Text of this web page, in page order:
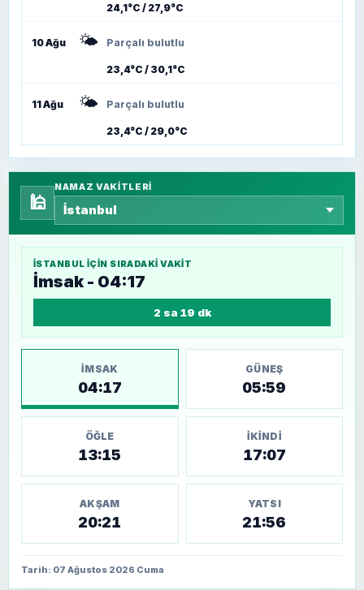
24,1°C / 27,9°C
10 Ağu 🌤️ Parçalı bulutlu
23,4°C / 30,1°C
11 Ağu 🌤️ Parçalı bulutlu
23,4°C / 29,0°C
🕌
NAMAZ VAKITLERI
İSTANBUL IÇIN SIRADAKI VAKIT
İmsak - 04:17
2 sa 19 dk
İMSAK
04:17
GÜNEŞ
05:59
ÖĞLE
13:15
İKINDI
17:07
AKŞAM
20:21
YATSI
21:56
Tarih: 07 Ağustos 2026 Cuma